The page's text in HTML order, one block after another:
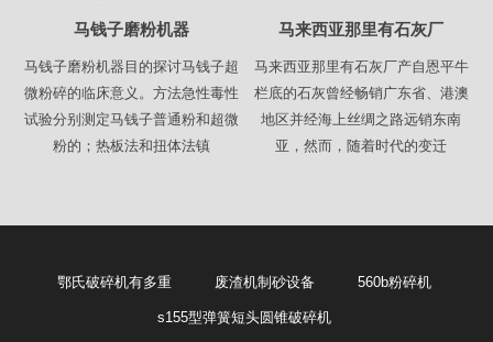
马钱子磨粉机器
马钱子磨粉机器目的探讨马钱子超
微粉碎的临床意义。方法急性毒性
试验分别测定马钱子普通粉和超微
粉的；热板法和扭体法镇
马来西亚那里有石灰厂
马来西亚那里有石灰厂产自恩平牛
栏底的石灰曾经畅销广东省、港澳
地区并经海上丝绸之路远销东南
亚，然而，随着时代的变迁
鄂氏破碎机有多重 废渣机制砂设备 560b粉碎机
s155型弹簧短头圆锥破碎机